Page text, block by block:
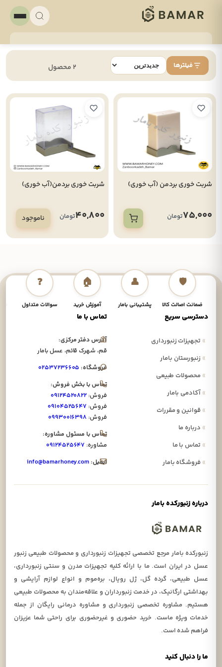
فیلترها 2 محصول
شربت خوری بردمن (آب خوری)
75,000تومان
شربت خوری بردمن(آب خوری)
40,800تومان ناموجود
🛡️
ضمانت اصالت کالا
👤
پشتیبانی بامار
🏠
آموزش خرید
❓
سوالات متداول
ما را دنبال کنید
دسترسی سریع
»تجهیزات زنبورداری
»زنبورستان بامار
»محصولات طبیعی
»آکادمی بامار
»قوانین و مقررات
»درباره ما
»تماس با ما
»فروشگاه بامار
تماس با ما
آدرس دفتر مرکزی:
قم، شهرک قائم، عسل بامار
فروشگاه: ۰۲۵۳۷۲۳۶۶۰۵
تماس با بخش فروش:
فروش: ۰۹۱۲۴۵۲۰۸۲۲
فروش: ۰۹۱۰۴۵۲۵۶۴۷
فروش: ۰۹۹۳۰۰۱۶۳۹۸
تماس با مسئول مشاوره:
مشاوره: ۰۹۱۲۴۵۲۵۶۴۷
ایمیل: info@bamarhoney.com
درباره زنبورکده بامار
زنبورکده بامار مرجع تخصصی تجهیزات زنبورداری و محصولات طبیعی زنبور
عسل در ایران است. ما با ارائه کلیه تجهیزات مدرن و سنتی زنبورداری،
عسل طبیعی، گرده گل، ژل رویال، بره‌موم و انواع لوازم آرایشی و
بهداشتی ارگانیک، در خدمت زنبورداران و علاقه‌مندان به محصولات طبیعی
هستیم. مشاوره تخصصی زنبورداری و مشاوره درمانی رایگان از جمله
خدمات ویژه ماست. خرید حضوری و غیرحضوری برای راحتی شما عزیزان
فراهم شده است.